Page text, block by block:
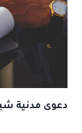
دعوى مدنية